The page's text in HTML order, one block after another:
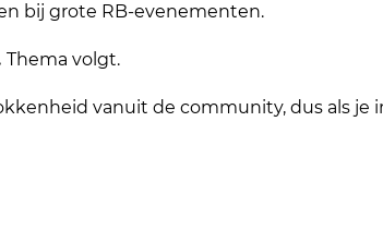
bij grote RB-evenementen.
Thema volgt.
vanuit de community, dus als je